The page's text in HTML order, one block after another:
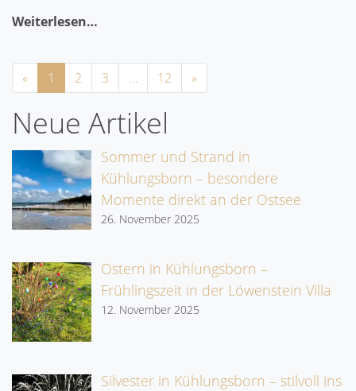
Weiterlesen…
« Previous
1 2 3 … 12 »
Neue Artikel
Sommer und Strand in
Kühlungsborn – besondere
Momente direkt an der Ostsee
26. November 2025
Ostern in Kühlungsborn –
Frühlingszeit in der Löwenstein Villa
12. November 2025
Silvester in Kühlungsborn – stilvoll ins